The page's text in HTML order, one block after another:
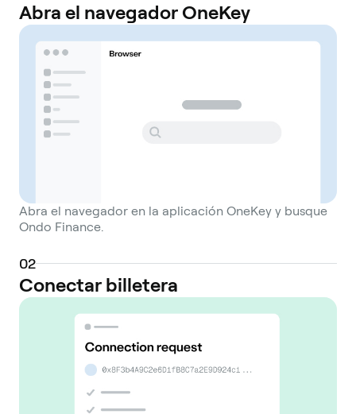
Abra el navegador OneKey
Abra el navegador en la aplicación OneKey y busque
Ondo Finance.
02
Conectar billetera